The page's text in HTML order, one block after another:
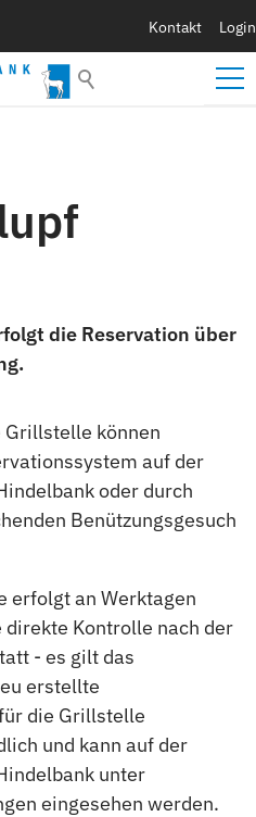
Kontakt Login
die Reservation über
Grillstelle können
auf der
oder durch
Benützungsgesuch
erfolgt an Werktagen
direkte Kontrolle nach der
- es gilt das
erstellte
die Grillstelle
und kann auf der
unter
eingesehen werden.